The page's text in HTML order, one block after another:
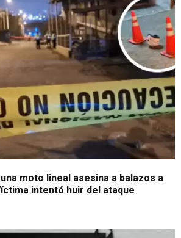
moto lineal asesina a balazos a
intentó huir del ataque